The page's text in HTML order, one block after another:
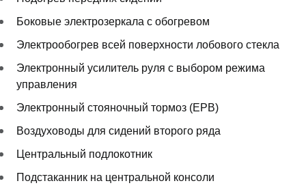
Боковые электрозеркала с обогревом
Электрообогрев всей поверхности лобового стекла
Электронный усилитель руля с выбором режима
управления
Электронный стояночный тормоз (EPB)
Воздуховоды для сидений второго ряда
Центральный подлокотник
Подстаканник на центральной консоли